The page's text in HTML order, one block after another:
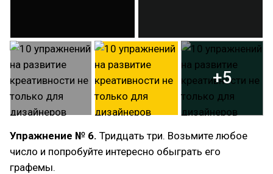
+5
Упражнение № 6. Тридцать три. Возьмите любое
число и попробуйте интересно обыграть его
графемы.